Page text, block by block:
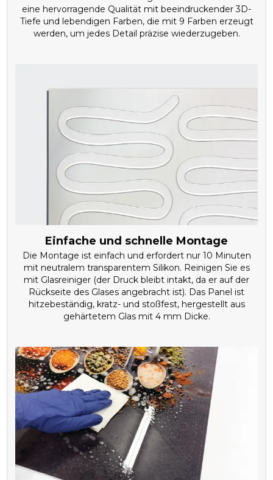
eine hervorragende Qualität mit beeindruckender 3D-
Tiefe und lebendigen Farben, die mit 9 Farben erzeugt
werden, um jedes Detail präzise wiederzugeben.
Einfache und schnelle Montage
Die Montage ist einfach und erfordert nur 10 Minuten
mit neutralem transparentem Silikon. Reinigen Sie es
mit Glasreiniger (der Druck bleibt intakt, da er auf der
Rückseite des Glases angebracht ist). Das Panel ist
hitzebeständig, kratz- und stoßfest, hergestellt aus
gehärtetem Glas mit 4 mm Dicke.